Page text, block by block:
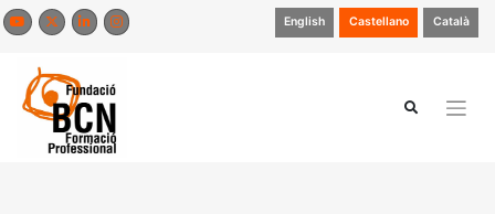
Saltar
al
English Castellano Català